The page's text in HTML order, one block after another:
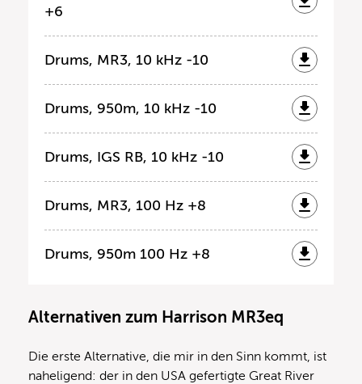
+6
Drums, MR3, 10 kHz -10
Drums, 950m, 10 kHz -10
Drums, IGS RB, 10 kHz -10
Drums, MR3, 100 Hz +8
Drums, 950m 100 Hz +8
Alternativen zum Harrison MR3eq
Die erste Alternative, die mir in den Sinn kommt, ist
naheligend: der in den USA gefertigte Great River